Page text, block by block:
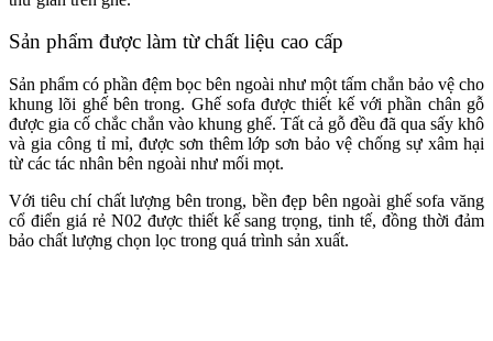
Sản phẩm được làm từ chất liệu cao cấp
Sản phẩm có phần đệm bọc bên ngoài như một tấm chắn bảo vệ cho
khung lõi ghế bên trong. Ghế sofa được thiết kế với phần chân gỗ
được gia cố chắc chắn vào khung ghế. Tất cả gỗ đều đã qua sấy khô
và gia công tỉ mỉ, được sơn thêm lớp sơn bảo vệ chống sự xâm hại
từ các tác nhân bên ngoài như mối mọt.
Với tiêu chí chất lượng bên trong, bền đẹp bên ngoài ghế sofa văng
cổ điển giá rẻ N02 được thiết kế sang trọng, tinh tế, đồng thời đảm
bảo chất lượng chọn lọc trong quá trình sản xuất.